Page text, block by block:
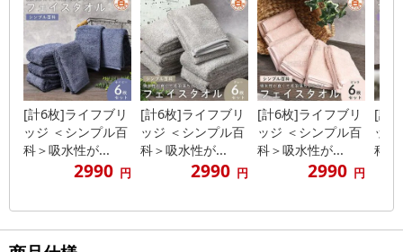
[計6枚]ライフブリ
ッジ ＜シンプル百
科＞吸水性が...
2990 円
[計6枚]ライフブリ
ッジ ＜シンプル百
科＞吸水性が...
2990 円
[計6枚]ライフブリ
ッジ ＜シンプル百
科＞吸水性が...
2990 円
[計6
ッ
科＞